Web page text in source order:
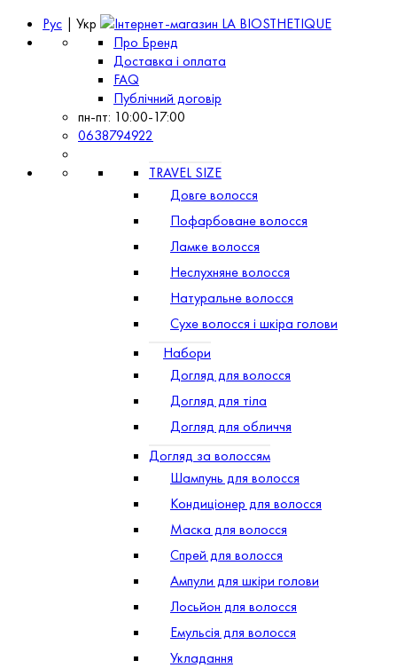
Рус | Укр
Про Бренд
Доставка і оплата
FAQ
Публічний договір
пн-пт: 10:00-17:00
0638794922
TRAVEL SIZE
Довге волосся
Пофарбоване волосся
Ламке волосся
Неслухняне волосся
Натуральне волосся
Сухе волосся і шкіра голови
Набори
Догляд для волосся
Догляд для тіла
Догляд для обличчя
Догляд за волоссям
Шампунь для волосся
Кондиціонер для волосся
Маска для волосся
Спрей для волосся
Ампули для шкіри голови
Лосьйон для волосся
Емульсія для волосся
Укладання